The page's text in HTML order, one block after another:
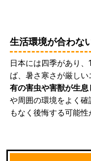
生活環境が合わな
日本には四季があり
ば、暑さ寒さが厳しい
有の害虫や害獣が生
や周囲の環境をよく
もなく後悔する可能性